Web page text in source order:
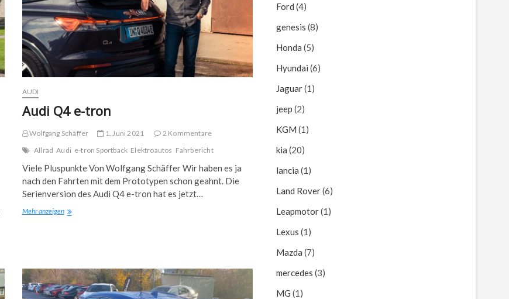
AUDI
Audi Q4 e-tron
Wolfgang Schäffer 1. Juni 2021
2 Kommentare
Allrad Audi e-tron Sportback Elektroautos Fahrbericht
Viele Pluspunkte Von Wolfgang Schäffer Wir haben es ja
nach den Fahrten mit dem Prototypen schon geahnt. Die
Serienversion des Audi Q4 e-tron hat es jetzt…
Mehr anzeigenAudi
Ford (4)
genesis (8)
Honda (5)
Hyundai (6)
Jaguar(1)
jeep (2)
KGM (1)
kia (20)
lancia (1)
Land Rover(6)
Leapmotor(1)
Lexus (1)
Mazda (7)
mercedes (3)
MG (1)